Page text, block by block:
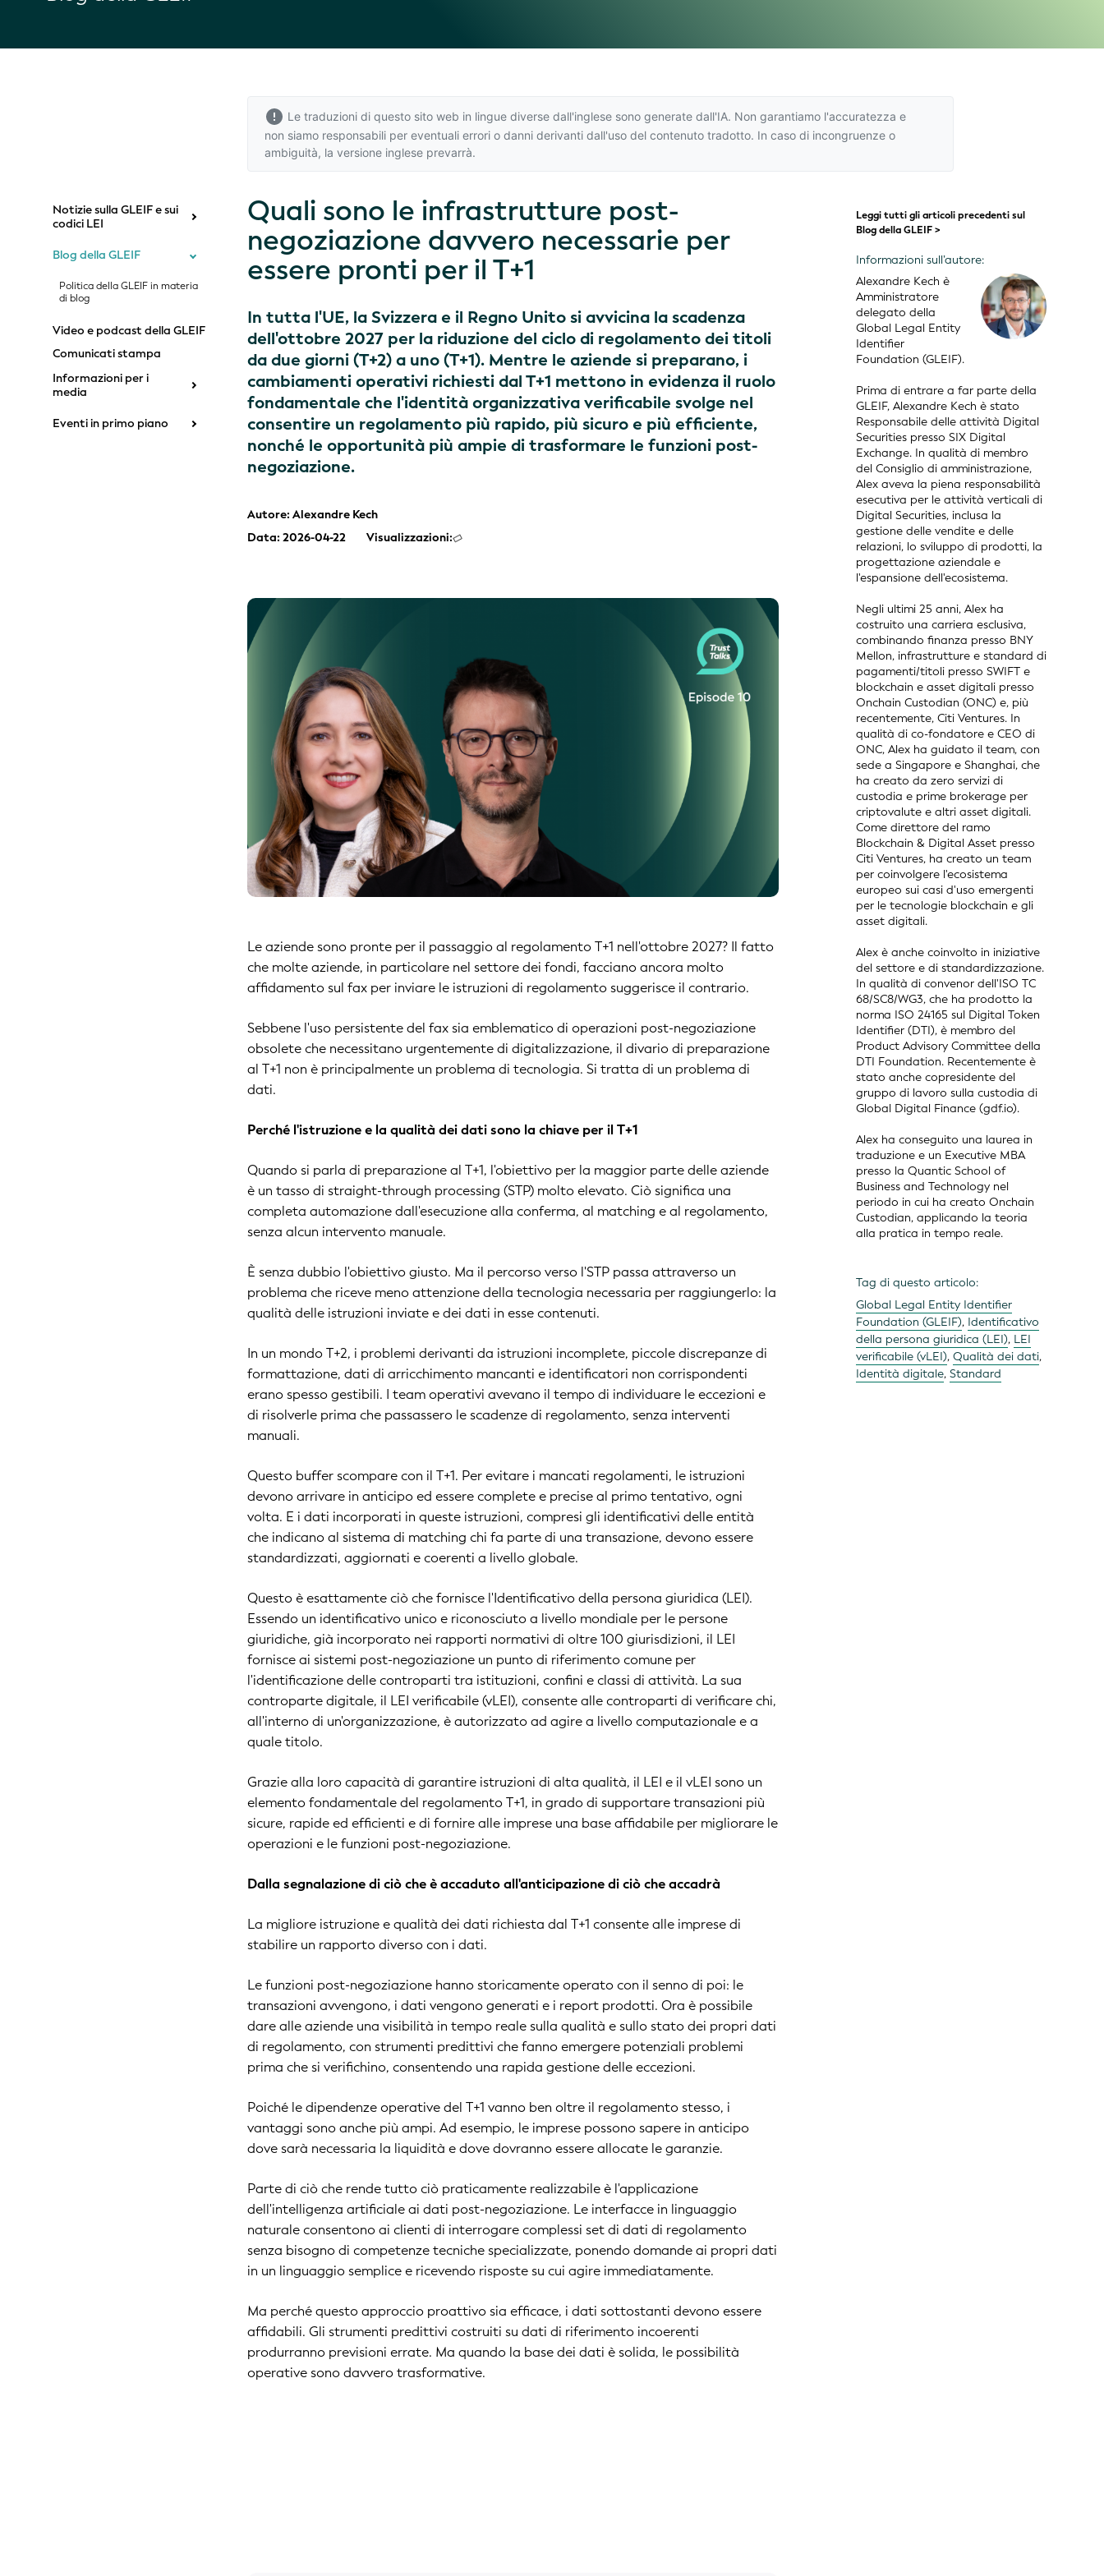
Le traduzioni di questo sito web in lingue diverse dall'inglese sono generate dall'IA. Non garantiamo l'accuratezza e
non siamo responsabili per eventuali errori o danni derivanti dall'uso del contenuto tradotto. In caso di incongruenze o
ambiguità, la versione inglese prevarrà.
Notizie sulla GLEIF e sui
codici LEI
Blog della GLEIF
Politica della GLEIF in materia
di blog
Video e podcast della GLEIF
Comunicati stampa
Informazioni per i
media
Eventi in primo piano
Quali sono le infrastrutture post-
negoziazione davvero necessarie per
essere pronti per il T+1
In tutta l'UE, la Svizzera e il Regno Unito si avvicina la scadenza
dell'ottobre 2027 per la riduzione del ciclo di regolamento dei titoli
da due giorni (T+2) a uno (T+1). Mentre le aziende si preparano, i
cambiamenti operativi richiesti dal T+1 mettono in evidenza il ruolo
fondamentale che l'identità organizzativa verificabile svolge nel
consentire un regolamento più rapido, più sicuro e più efficiente,
nonché le opportunità più ampie di trasformare le funzioni post-
negoziazione.
Autore: Alexandre Kech
Data: 2026-04-22
Visualizzazioni:
Le aziende sono pronte per il passaggio al regolamento T+1 nell'ottobre 2027? Il fatto
che molte aziende, in particolare nel settore dei fondi, facciano ancora molto
affidamento sul fax per inviare le istruzioni di regolamento suggerisce il contrario.
Sebbene l'uso persistente del fax sia emblematico di operazioni post-negoziazione
obsolete che necessitano urgentemente di digitalizzazione, il divario di preparazione
al T+1 non è principalmente un problema di tecnologia. Si tratta di un problema di
dati.
Perché l'istruzione e la qualità dei dati sono la chiave per il T+1
Quando si parla di preparazione al T+1, l'obiettivo per la maggior parte delle aziende
è un tasso di straight-through processing (STP) molto elevato. Ciò significa una
completa automazione dall'esecuzione alla conferma, al matching e al regolamento,
senza alcun intervento manuale.
È senza dubbio l'obiettivo giusto. Ma il percorso verso l'STP passa attraverso un
problema che riceve meno attenzione della tecnologia necessaria per raggiungerlo: la
qualità delle istruzioni inviate e dei dati in esse contenuti.
In un mondo T+2, i problemi derivanti da istruzioni incomplete, piccole discrepanze di
formattazione, dati di arricchimento mancanti e identificatori non corrispondenti
erano spesso gestibili. I team operativi avevano il tempo di individuare le eccezioni e
di risolverle prima che passassero le scadenze di regolamento, senza interventi
manuali.
Questo buffer scompare con il T+1. Per evitare i mancati regolamenti, le istruzioni
devono arrivare in anticipo ed essere complete e precise al primo tentativo, ogni
volta. E i dati incorporati in queste istruzioni, compresi gli identificativi delle entità
che indicano al sistema di matching chi fa parte di una transazione, devono essere
standardizzati, aggiornati e coerenti a livello globale.
Questo è esattamente ciò che fornisce l'Identificativo della persona giuridica (LEI).
Essendo un identificativo unico e riconosciuto a livello mondiale per le persone
giuridiche, già incorporato nei rapporti normativi di oltre 100 giurisdizioni, il LEI
fornisce ai sistemi post-negoziazione un punto di riferimento comune per
l'identificazione delle controparti tra istituzioni, confini e classi di attività. La sua
controparte digitale, il LEI verificabile (vLEI), consente alle controparti di verificare chi,
all'interno di un'organizzazione, è autorizzato ad agire a livello computazionale e a
quale titolo.
Grazie alla loro capacità di garantire istruzioni di alta qualità, il LEI e il vLEI sono un
elemento fondamentale del regolamento T+1, in grado di supportare transazioni più
sicure, rapide ed efficienti e di fornire alle imprese una base affidabile per migliorare le
operazioni e le funzioni post-negoziazione.
Dalla segnalazione di ciò che è accaduto all'anticipazione di ciò che accadrà
La migliore istruzione e qualità dei dati richiesta dal T+1 consente alle imprese di
stabilire un rapporto diverso con i dati.
Le funzioni post-negoziazione hanno storicamente operato con il senno di poi: le
transazioni avvengono, i dati vengono generati e i report prodotti. Ora è possibile
dare alle aziende una visibilità in tempo reale sulla qualità e sullo stato dei propri dati
di regolamento, con strumenti predittivi che fanno emergere potenziali problemi
prima che si verifichino, consentendo una rapida gestione delle eccezioni.
Poiché le dipendenze operative del T+1 vanno ben oltre il regolamento stesso, i
vantaggi sono anche più ampi. Ad esempio, le imprese possono sapere in anticipo
dove sarà necessaria la liquidità e dove dovranno essere allocate le garanzie.
Parte di ciò che rende tutto ciò praticamente realizzabile è l'applicazione
dell'intelligenza artificiale ai dati post-negoziazione. Le interfacce in linguaggio
naturale consentono ai clienti di interrogare complessi set di dati di regolamento
senza bisogno di competenze tecniche specializzate, ponendo domande ai propri dati
in un linguaggio semplice e ricevendo risposte su cui agire immediatamente.
Ma perché questo approccio proattivo sia efficace, i dati sottostanti devono essere
affidabili. Gli strumenti predittivi costruiti su dati di riferimento incoerenti
produrranno previsioni errate. Ma quando la base dei dati è solida, le possibilità
operative sono davvero trasformative.
Leggi tutti gli articoli precedenti sul
Blog della GLEIF >
Informazioni sull’autore:
Alexandre Kech è
Amministratore
delegato della
Global Legal Entity
Identifier
Foundation (GLEIF).
Prima di entrare a far parte della
GLEIF, Alexandre Kech è stato
Responsabile delle attività Digital
Securities presso SIX Digital
Exchange. In qualità di membro
del Consiglio di amministrazione,
Alex aveva la piena responsabilità
esecutiva per le attività verticali di
Digital Securities, inclusa la
gestione delle vendite e delle
relazioni, lo sviluppo di prodotti, la
progettazione aziendale e
l'espansione dell'ecosistema.
Negli ultimi 25 anni, Alex ha
costruito una carriera esclusiva,
combinando finanza presso BNY
Mellon, infrastrutture e standard di
pagamenti/titoli presso SWIFT e
blockchain e asset digitali presso
Onchain Custodian (ONC) e, più
recentemente, Citi Ventures. In
qualità di co-fondatore e CEO di
ONC, Alex ha guidato il team, con
sede a Singapore e Shanghai, che
ha creato da zero servizi di
custodia e prime brokerage per
criptovalute e altri asset digitali.
Come direttore del ramo
Blockchain & Digital Asset presso
Citi Ventures, ha creato un team
per coinvolgere l'ecosistema
europeo sui casi d'uso emergenti
per le tecnologie blockchain e gli
asset digitali.
Alex è anche coinvolto in iniziative
del settore e di standardizzazione.
In qualità di convenor dell'ISO TC
68/SC8/WG3, che ha prodotto la
norma ISO 24165 sul Digital Token
Identifier (DTI), è membro del
Product Advisory Committee della
DTI Foundation. Recentemente è
stato anche copresidente del
gruppo di lavoro sulla custodia di
Global Digital Finance (gdf.io).
Alex ha conseguito una laurea in
traduzione e un Executive MBA
presso la Quantic School of
Business and Technology nel
periodo in cui ha creato Onchain
Custodian, applicando la teoria
alla pratica in tempo reale.
Tag di questo articolo:
Global Legal Entity Identifier
Foundation (GLEIF), Identificativo
della persona giuridica (LEI), LEI
verificabile (vLEI), Qualità dei dati,
Identità digitale, Standard